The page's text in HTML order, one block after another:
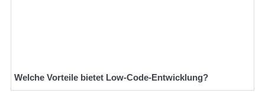
Welche Vorteile bietet Low-Code-Entwicklung?